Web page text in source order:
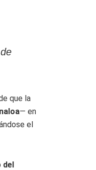
que la
— en
el
del